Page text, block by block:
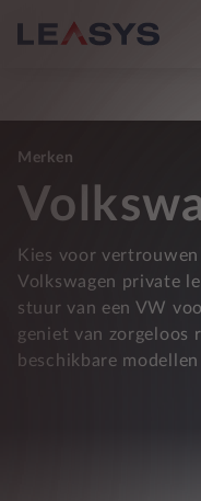
Merken
Kies voor
Volkswagen private
stuur van een VW
geniet van zorgeloos
beschikbare